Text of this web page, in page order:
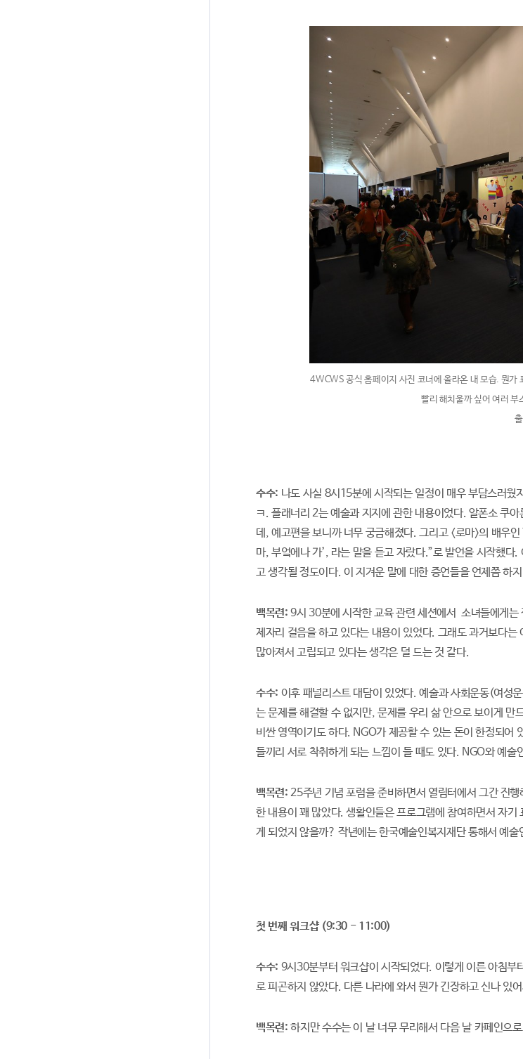
4WCWS 공식 홈페이지 사진 코너에 올라온 내 모습. 뭔가
빨리 해치울까 싶어 여러 부
수수: 나도 사실 8시15분에 시작되는 일정이 매우 부담스러웠
ㅋ. 플래너리 2는 예술과 지지에 관한 내용이었다. 알폰소 쿠
데, 예고편을 보니까 너무 궁금해졌다. 그리고 <로마>의 배
마, 부엌에나 가’, 라는 말을 듣고 자랐다.”로 발언을 시작했
고 생각될 정도이다. 이 지겨운 말에 대한 증언들을 언제쯤 하
백목련: 9시 30분에 시작한 교육 관련 세션에서 소녀들에게
제자리 걸음을 하고 있다는 내용이 있었다. 그래도 과거보다
많아져서 고립되고 있다는 생각은 덜 드는 것 같다.
수수: 이후 패널리스트 대담이 있었다. 예술과 사회운동(여성
는 문제를 해결할 수 없지만, 문제를 우리 삶 안으로 보이게
비싼 영역이기도 하다. NGO가 제공할 수 있는 돈이 한정되어
들끼리 서로 착취하게 되는 느낌이 들 때도 있다. NGO와 예
백목련: 25주년 기념 포럼을 준비하면서 열림터에서 그간 진
한 내용이 꽤 많았다. 생활인들은 프로그램에 참여하면서 자
게 되었지 않을까? 작년에는 한국예술인복지재단 통해서 예
첫 번째 워크샵 (9:30 - 11:00)
수수: 9시30분부터 워크샵이 시작되었다. 이렇게 이른 아침
로 피곤하지 않았다. 다른 나라에 와서 뭔가 긴장하고 신나 있
백목련: 하지만 수수는 이 날 너무 무리해서 다음 날 카페인으